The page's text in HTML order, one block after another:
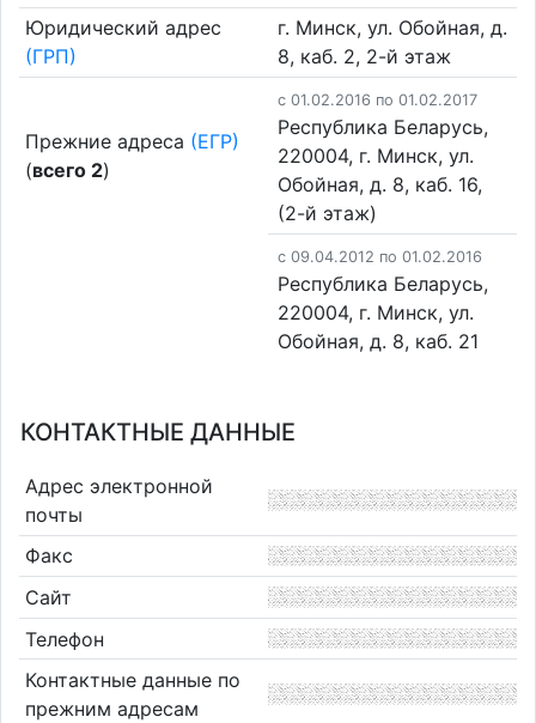
Юридический адрес
(ГРП)
г. Минск, ул. Обойная, д.
8, каб. 2, 2-й этаж
Прежние адреса (ЕГР)
(всего 2)
c 01.02.2016 по 01.02.2017
Республика Беларусь,
220004, г. Минск, ул.
Обойная, д. 8, каб. 16,
(2-й этаж)
c 09.04.2012 по 01.02.2016
Республика Беларусь,
220004, г. Минск, ул.
Обойная, д. 8, каб. 21
КОНТАКТНЫЕ ДАННЫЕ
Адрес электронной
почты
Факс
Сайт
Телефон
Контактные данные по
прежним адресам